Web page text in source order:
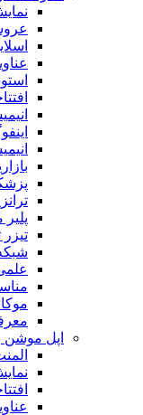
تیزر
اپل موشن